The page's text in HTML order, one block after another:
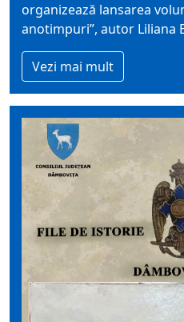
organizează lansarea
anotimpuri”, autor Liliana
Vezi mai mult